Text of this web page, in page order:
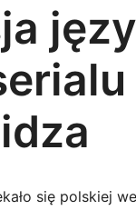
się polskiej